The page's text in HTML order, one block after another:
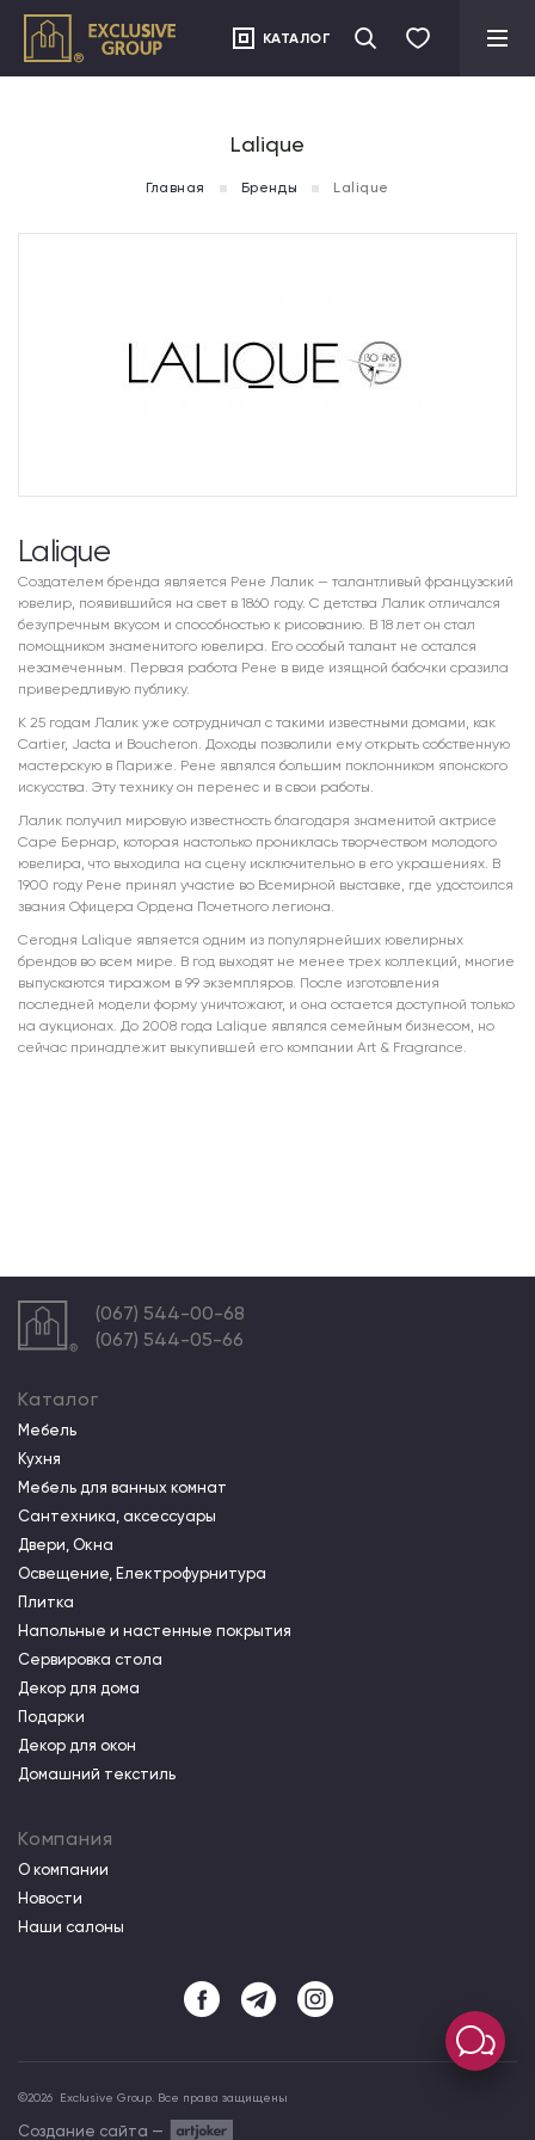
КАТАЛОГ
Lalique
Главная Бренды Lalique
Lalique
Создателем бренда является Рене Лалик — талантливый французский
ювелир, появившийся на свет в 1860 году. С детства Лалик отличался
безупречным вкусом и способностью к рисованию. В 18 лет он стал
помощником знаменитого ювелира. Его особый талант не остался
незамеченным. Первая работа Рене в виде изящной бабочки сразила
привередливую публику.
К 25 годам Лалик уже сотрудничал с такими известными домами, как
Cartier, Jacta и Boucheron. Доходы позволили ему открыть собственную
мастерскую в Париже. Рене являлся большим поклонником японского
искусства. Эту технику он перенес и в свои работы.
Лалик получил мировую известность благодаря знаменитой актрисе
Саре Бернар, которая настолько прониклась творчеством молодого
ювелира, что выходила на сцену исключительно в его украшениях. В
1900 году Рене принял участие во Всемирной выставке, где удостоился
звания Офицера Ордена Почетного легиона.
Сегодня Lalique является одним из популярнейших ювелирных
брендов во всем мире. В год выходят не менее трех коллекций, многие
выпускаются тиражом в 99 экземпляров. После изготовления
последней модели форму уничтожают, и она остается доступной только
на аукционах. До 2008 года Lalique являлся семейным бизнесом, но
сейчас принадлежит выкупившей его компании Art & Fragrance.
(067) 544-00-68
(067) 544-05-66
Каталог
Мебель
Кухня
Мебель для ванных комнат
Сантехника, аксессуары
Двери, Окна
Освещение, Електрофурнитура
Плитка
Напольные и настенные покрытия
Сервировка стола
Декор для дома
Подарки
Декор для окон
Домашний текстиль
Компания
О компании
Новости
Наши салоны
©2026 Exclusive Group. Все права защищены
Создание сайта —